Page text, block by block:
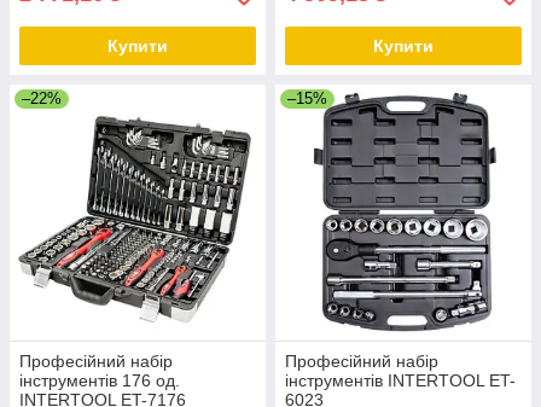
Купити Купити
–22%
Професійний набір
інструментів 176 од.
INTERTOOL ET-7176
–15%
Професійний набір
інструментів INTERTOOL ET-
6023